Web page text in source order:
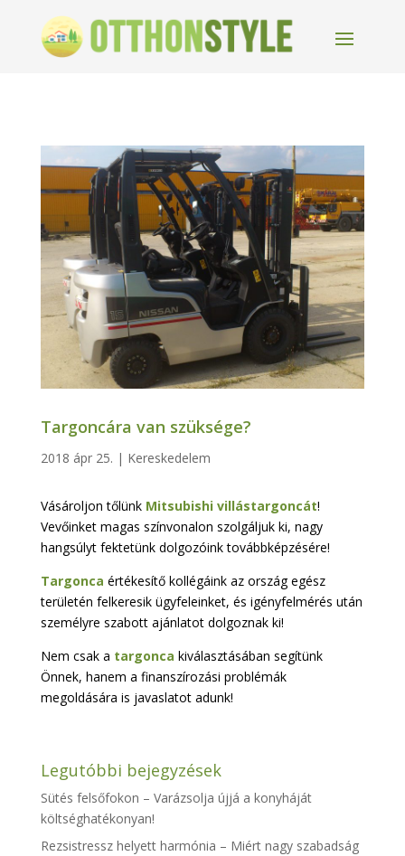
Targoncára van szüksége?
2018 ápr 25. | Kereskedelem
Vásároljon tőlünk Mitsubishi villástargoncát!
Vevőinket magas színvonalon szolgáljuk ki, nagy
hangsúlyt fektetünk dolgozóink továbbképzésére!
Targonca értékesítő kollégáink az ország egész
területén felkeresik ügyfeleinket, és igényfelmérés után
személyre szabott ajánlatot dolgoznak ki!
Nem csak a targonca kiválasztásában segítünk
Önnek, hanem a finanszírozási problémák
megoldására is javaslatot adunk!
Legutóbbi bejegyzések
Sütés felsőfokon – Varázsolja újjá a konyháját
költséghatékonyan!
Rezsistressz helyett harmónia – Miért nagy szabadság